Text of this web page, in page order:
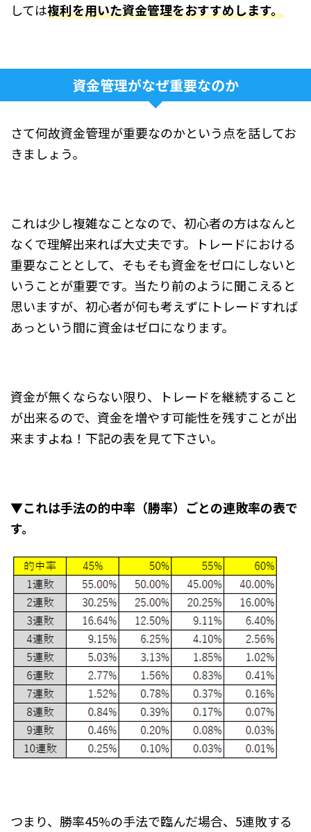
しては複利を用いた資金管理をおすすめします。
資金管理がなぜ重要なのか
さて何故資金管理が重要なのかという点を話してお
きましょう。
これは少し複雑なことなので、初心者の方はなんと
なくで理解出来れば大丈夫です。トレードにおける
重要なこととして、そもそも資金をゼロにしないと
いうことが重要です。当たり前のように聞こえると
思いますが、初心者が何も考えずにトレードすれば
あっという間に資金はゼロになります。
資金が無くならない限り、トレードを継続すること
が出来るので、資金を増やす可能性を残すことが出
来ますよね！下記の表を見て下さい。
▼これは手法の的中率（勝率）ごとの連敗率の表で
す。
つまり、勝率45%の手法で臨んだ場合、5連敗する